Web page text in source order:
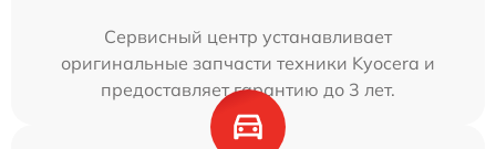
Сервисный центр устанавливает
оригинальные запчасти техники Kyocera и
предоставляет гарантию до 3 лет.